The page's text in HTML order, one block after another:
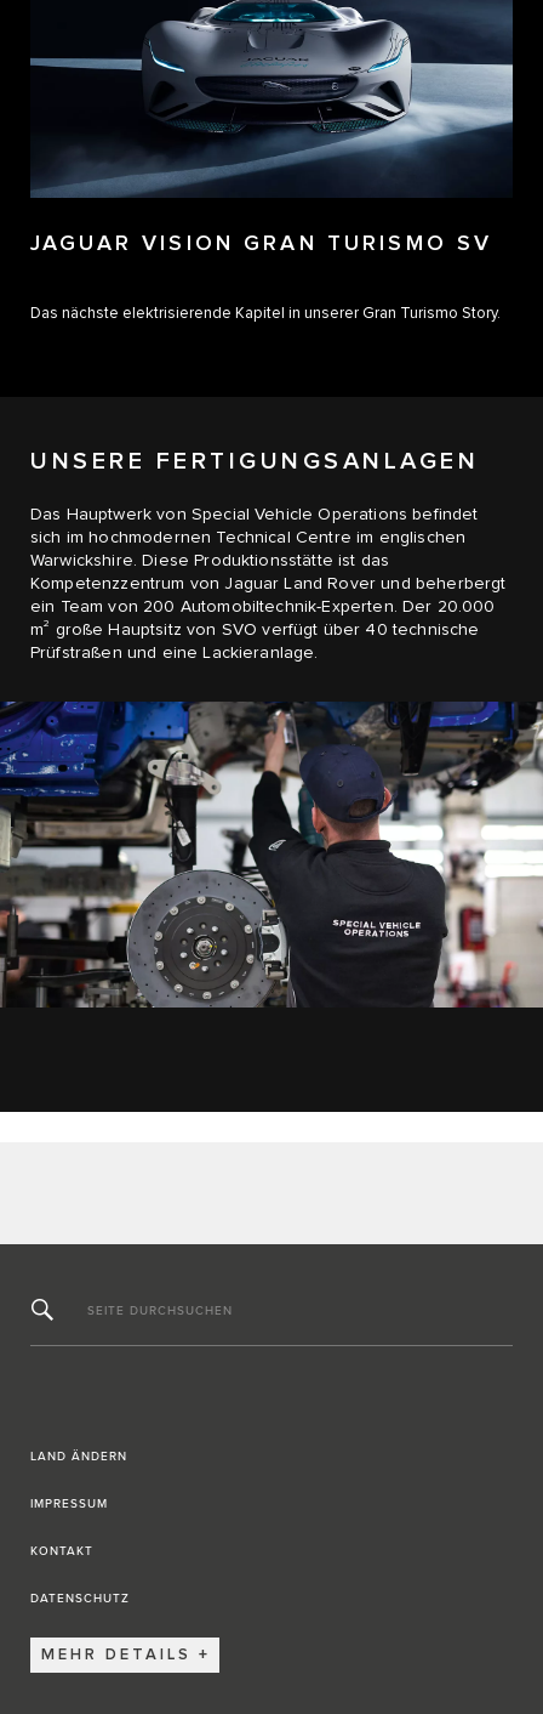
JAGUAR VISION GRAN TURISMO SV
Das nächste elektrisierende Kapitel in unserer Gran Turismo Story.
UNSERE FERTIGUNGSANLAGEN
Das Hauptwerk von Special Vehicle Operations befindet
sich im hochmodernen Technical Centre im englischen
Warwickshire. Diese Produktionsstätte ist das
Kompetenzzentrum von Jaguar Land Rover und beherbergt
ein Team von 200 Automobiltechnik-Experten. Der 20.000
m2
große Hauptsitz von SVO verfügt über 40 technische
Prüfstraßen und eine Lackieranlage.
SEITE DURCHSUCHEN
LAND ÄNDERN
IMPRESSUM
KONTAKT
DATENSCHUTZ
MEHR DETAILS